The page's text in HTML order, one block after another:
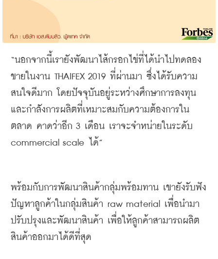
“นอกจากนี้เรายังพัฒนาไส้กรอกไข่ที่ได้นำไปทดลอง
ขายในงาน THAIFEX 2019 ที่ผ่านมา ซึ่งได้รับความ
สนใจดีมาก
โดยปัจจุบันอยู่ระหว่างศึกษาการลงทุน
และกำลังการผลิตที่เหมาะสมกับความต้องการใน
ตลาด คาดว่าอีก 3 เดือน เราจะจำหน่ายในระดับ
commercial scale
ได้”
พร้อมกับการพัฒนาสินค้ากลุ่มพร้อมทาน เขายังรับฟัง
ปัญหาลูกค้าในกลุ่มสินค้า raw material เพื่อนำมา
ปรับปรุงและพัฒนาสินค้า เพื่อให้ลูกค้าสามารถผลิต
สินค้าออกมาได้ดีที่สุด